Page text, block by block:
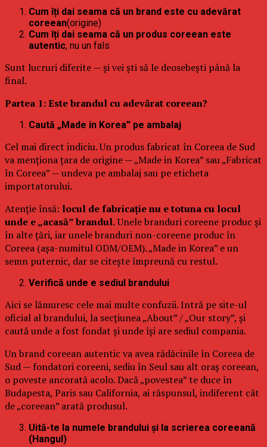
Cum îți dai seama că un brand este cu adevărat
coreean(origine)
Cum îți dai seama că un produs coreean este
autentic, nu un fals
Sunt lucruri diferite — și vei ști să le deosebești până la
final.
Partea 1: Este brandul cu adevărat coreean?
Caută „Made in Korea” pe ambalaj
Cel mai direct indiciu. Un produs fabricat în Coreea de Sud
va menționa țara de origine — „Made in Korea” sau „Fabricat
în Coreea” — undeva pe ambalaj sau pe eticheta
importatorului.
Atenție însă: locul de fabricație nu e totuna cu locul
unde e „acasă” brandul.Unele branduri coreene produc și
în alte țări, iar unele branduri non-coreene produc în
Coreea (așa-numitul ODM/OEM). „Made in Korea” e un
semn puternic, dar se citește împreună cu restul.
Verifică unde e sediul brandului
Aici se lămuresc cele mai multe confuzii. Intră pe site-ul
oficial al brandului, la secțiunea „About” / „Our story”, și
caută unde a fost fondat și unde își are sediul compania.
Un brand coreean autentic va avea rădăcinile în Coreea de
Sud — fondatori coreeni, sediu în Seul sau alt oraș coreean,
o poveste ancorată acolo. Dacă „povestea” te duce în
Budapesta, Paris sau California, ai răspunsul, indiferent cât
de „coreean” arată produsul.
Uită-te la numele brandului și la scrierea coreeană
(Hangul)